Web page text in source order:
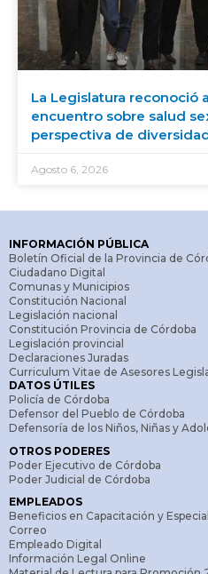
La Legislatura reconoció
encuentro sobre salud
perspectiva de
Agosto 6, 2026
INFORMACIÓN PÚBLICA
Boletín Oficial de la Provincia de
Ciudadano Digital
Comunas y Municipios
Constitución Nacional
Legislación nacional
Constitución Provincia de Córdoba
Legislación provincial
Declaraciones Juradas
Curriculum Vitae de Asesores
DATOS ÚTILES
Policía de Córdoba
Defensor del Pueblo de Córdoba
Defensoría de los Niños, Niñas y
OTROS PODERES
Poder Ejecutivo de Córdoba
Poder Judicial de Córdoba
EMPLEADOS
Beneficios en Capacitación y
Correo
Empleado Digital
Información Legal Online